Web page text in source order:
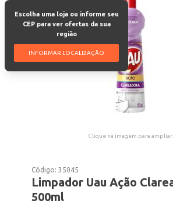
Escolha uma loja ou informe seu
CEP para ver ofertas da sua
região
INFORMAR LOCALIZAÇÃO
Clique na imagem para ampliar.
Código:35045
Limpador Uau Ação
500ml